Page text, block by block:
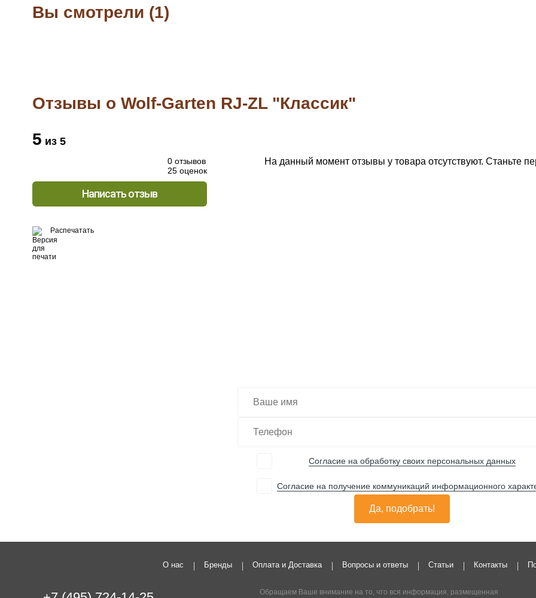
Вы смотрели (1)
Отзывы о Wolf-Garten RJ-ZL "Классик"
5 из 5
0 отзывов
25 оценок
Написать отзыв
На данный момент отзывы у товара отсутствуют. Станьте
Распечатать
Согласие на обработку своих персональных данных
Согласие на получение коммуникаций информационного
Да, подобрать!
О нас Бренды Оплата и Доставка Вопросы и ответы Статьи Контакты
Обращаем Ваше внимание на то, что вся информация, размещенная